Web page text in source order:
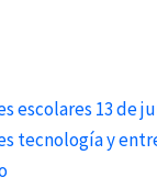
escolares 13 de
tecnología y